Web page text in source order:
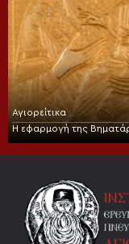
Αγιορείτικα
Η εφαρμογή της